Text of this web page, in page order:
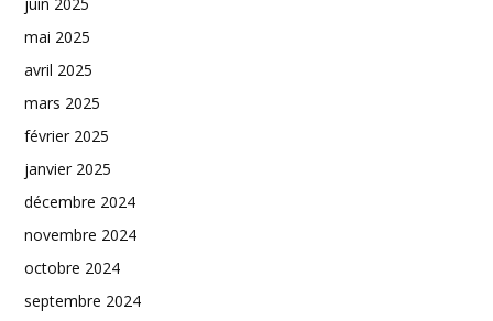
mai 2025
avril 2025
mars 2025
février 2025
janvier 2025
décembre 2024
novembre 2024
octobre 2024
septembre 2024